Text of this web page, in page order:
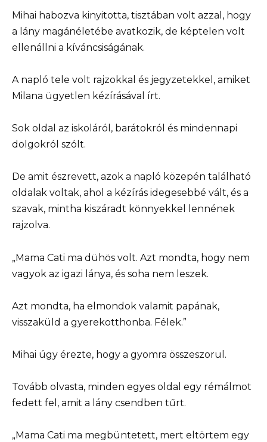
Mihai habozva kinyitotta, tisztában volt azzal, hogy
a lány magánéletébe avatkozik, de képtelen volt
ellenállni a kíváncsiságának.
A napló tele volt rajzokkal és jegyzetekkel, amiket
Milana ügyetlen kézírásával írt.
Sok oldal az iskoláról, barátokról és mindennapi
dolgokról szólt.
De amit észrevett, azok a napló közepén található
oldalak voltak, ahol a kézírás idegesebbé vált, és a
szavak, mintha kiszáradt könnyekkel lennének
rajzolva.
„Mama Cati ma dühös volt. Azt mondta, hogy nem
vagyok az igazi lánya, és soha nem leszek.
Azt mondta, ha elmondok valamit papának,
visszaküld a gyerekotthonba. Félek.”
Mihai úgy érezte, hogy a gyomra összeszorul.
Tovább olvasta, minden egyes oldal egy rémálmot
fedett fel, amit a lány csendben tűrt.
„Mama Cati ma megbüntetett, mert eltörtem egy